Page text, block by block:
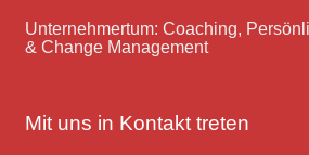
Unternehmertum: Coaching,
& Change Management
Mit uns in Kontakt treten